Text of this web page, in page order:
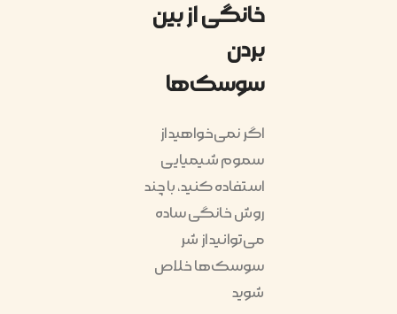
خانگی از بین
بردن
سوسک‌ها
اگر نمی‌خواهید از
سموم شیمیایی
استفاده کنید، با چند
روش خانگی ساده
می‌توانید از شر
سوسک‌ها خلاص
شوید